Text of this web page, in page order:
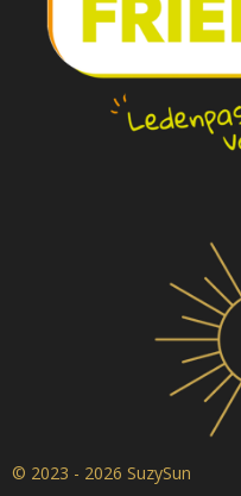
© 2023 - 2026 SuzySun